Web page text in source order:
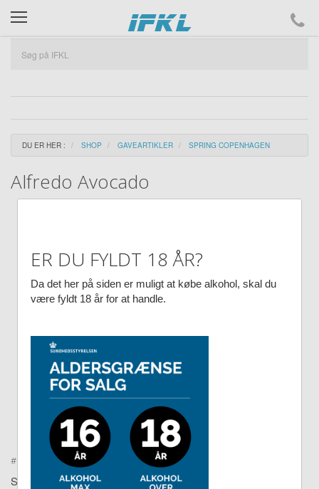
ifkl
DU ER HER : SHOP GAVEARTIKLER SPRING COPENHAGEN
Alfredo Avocado
Double tap to zoom
#
SPRING COPENHAGEN
ER DU FYLDT 18 ÅR?
Da det her på siden er muligt at købe alkohol, skal du
være fyldt 18 år for at handle.